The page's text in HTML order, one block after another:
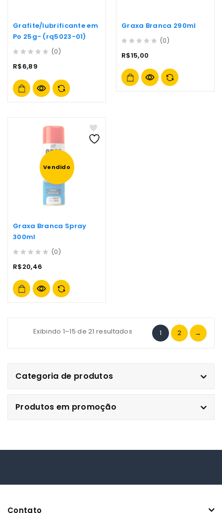
Grafite/lubrificante em
Po 25g- (rq5023-01)
out
5
(0)
R$6,89
Graxa Branca 290ml
out
5
(0)
R$15,00
Vendido
Graxa Branca Spray
300ml
out
5
(0)
R$20,46
1 2 →
Exibindo 1–15 de 21 resultados
Categoria de produtos
Produtos em promoção
Contato